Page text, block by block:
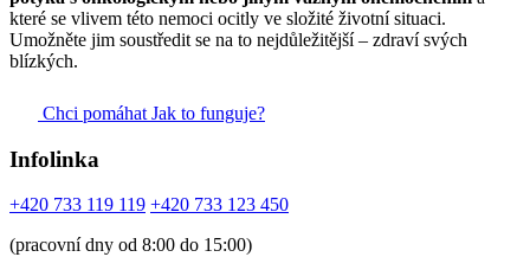
které se vlivem této nemoci ocitly ve složité životní situaci.
Umožněte jim soustředit se na to nejdůležitější – zdraví svých
blízkých.
Chci pomáhat Jak to funguje?
Infolinka
+420 733 119 119 +420 733 123 450
(pracovní dny od 8:00 do 15:00)